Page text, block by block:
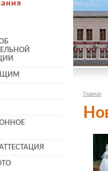
Главная